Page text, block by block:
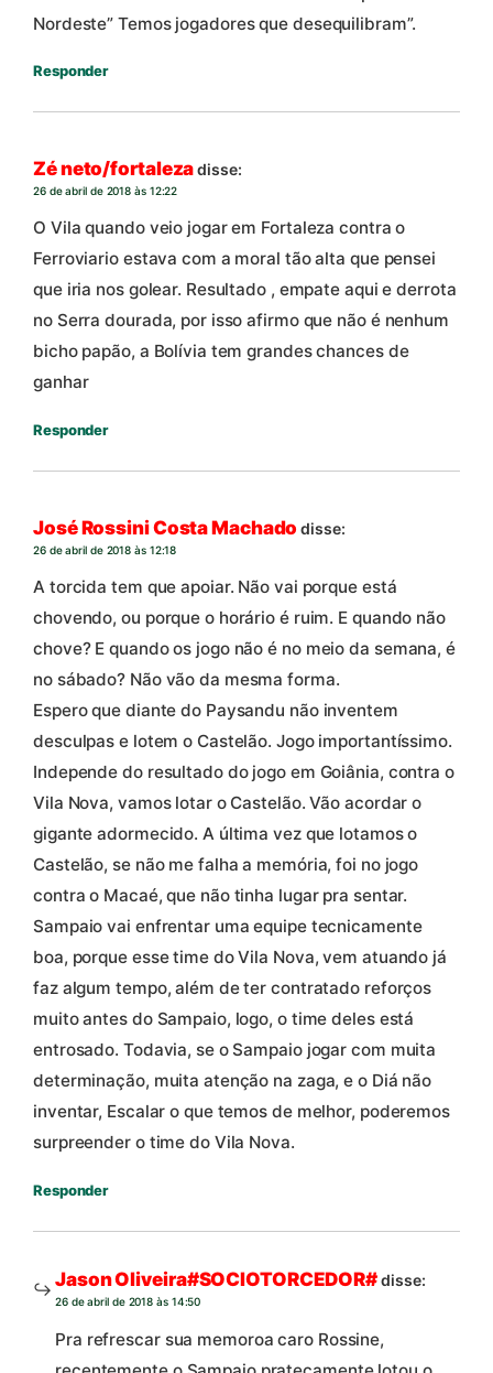
Nordeste” Temos jogadores que desequilibram”.
Responder
Zé neto/fortalezadisse:
26 de abril de 2018 às 12:22
O Vila quando veio jogar em Fortaleza contra o
Ferroviario estava com a moral tão alta que pensei
que iria nos golear. Resultado , empate aqui e derrota
no Serra dourada, por isso afirmo que não é nenhum
bicho papão, a Bolívia tem grandes chances de
ganhar
Responder
José Rossini Costa Machado disse:
26 de abril de 2018 às 12:18
A torcida tem que apoiar. Não vai porque está
chovendo, ou porque o horário é ruim. E quando não
chove? E quando os jogo não é no meio da semana, é
no sábado? Não vão da mesma forma.
Espero que diante do Paysandu não inventem
desculpas e lotem o Castelão. Jogo importantíssimo.
Independe do resultado do jogo em Goiânia, contra o
Vila Nova, vamos lotar o Castelão. Vão acordar o
gigante adormecido. A última vez que lotamos o
Castelão, se não me falha a memória, foi no jogo
contra o Macaé, que não tinha lugar pra sentar.
Sampaio vai enfrentar uma equipe tecnicamente
boa, porque esse time do Vila Nova, vem atuando já
faz algum tempo, além de ter contratado reforços
muito antes do Sampaio, logo, o time deles está
entrosado. Todavia, se o Sampaio jogar com muita
determinação, muita atenção na zaga, e o Diá não
inventar, Escalar o que temos de melhor, poderemos
surpreender o time do Vila Nova.
Responder
Jason Oliveira#SOCIOTORCEDOR#disse:
26 de abril de 2018 às 14:50
Pra refrescar sua memoroa caro Rossine,